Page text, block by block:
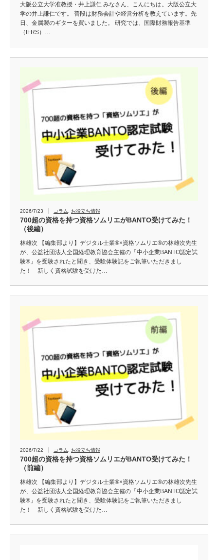
大阪公立大学准教授・井上謙仁 みなさん、こんにちは。大阪公立大
学の井上謙仁です。 普段は財務会計や経営分析を教えています。先
日、金属製のギターを買いました。 研究では、国際財務報告基準
（IFRS）…
2026/7/23 コラム お役立ち情報
700超の資格を持つ資格ソムリエがBANTO受けてみた！
（後編）
林雄次 【編集部より】デジタル士業®×資格ソムリエ®の林雄次先生
が、公益社団法人全国経理教育協会主催の「中小企業BANTO認定試
験®」を受験されたと聞き、受験体験記をご執筆いただきまし
た！ 新しく資格試験を受けた…
2026/7/22 コラム お役立ち情報
700超の資格を持つ資格ソムリエがBANTO受けてみた！
（前編）
林雄次 【編集部より】デジタル士業®×資格ソムリエ®の林雄次先生
が、公益社団法人全国経理教育協会主催の「中小企業BANTO認定試
験®」を受験されたと聞き、受験体験記をご執筆いただきまし
た！ 新しく資格試験を受けた…